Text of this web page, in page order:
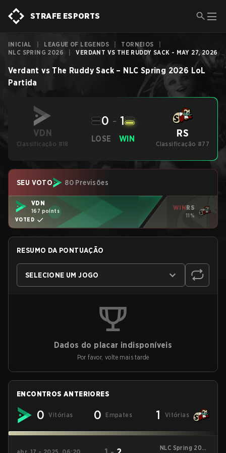
STRAFE ESPORTS
INICIAL LEAGUE OF LEGENDS TORNEIOS
NLC SPRING 2026
VERDANT VS THE RUDDY SACK - MAY 27, 2026
Verdant vs The Ruddy Sack – NLC Spring 2026 LoL
Partida
VDN
Classificação #18
LOSE
0 - 1
WIN RS
Classificação #77
SEU VOTO 80 Previsões
VDN
167 points
VOTED
WINRS
11%
RESUMO DA PONTUAÇÃO
SELECIONE UM JOGO
Dados do placar indisponíveis
Por favor, volte mais tarde
ENCONTROS ANTERIORES
0 Vitórias 0 Empates 1 Vitórias
NLC Spring 2025